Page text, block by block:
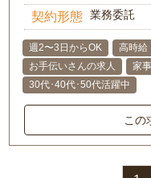
契約形態 業務委託
週2〜3日からOK 高時給
お手伝いさんの求人
家
30代･40代･50代活躍中
この